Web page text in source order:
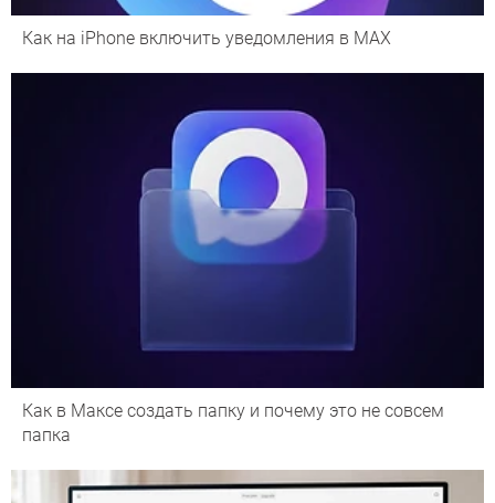
Как на iPhone включить уведомления в MAX
Как в Максе создать папку и почему это не совсем
папка